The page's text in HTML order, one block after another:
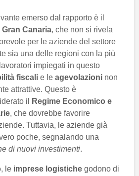
emerso dal rapporto è il
Gran Canaria, che non si rivela
per le aziende del settore
sia una delle regioni con la più
impiegati in questo
fiscali e le agevolazioni non
attrattive. Questo è
il
Regime Economico e
, che dovrebbe favorire
Tuttavia, le aziende già
poche, segnalando una
di nuovi investimenti.
le imprese logistiche godono di